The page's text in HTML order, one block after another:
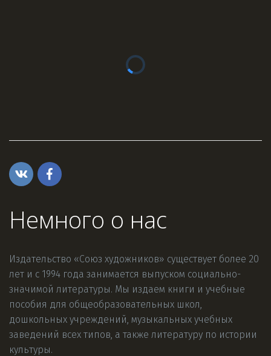
Немного о нас
Издательство «Союз художников» существует более 20
лет и с 1994 года занимается выпуском социально-
значимой литературы. Мы издаем книги и учебные
пособия для общеобразовательных школ,
дошкольных учреждений, музыкальных учебных
заведений всех типов, а также литературу по истории
культуры.